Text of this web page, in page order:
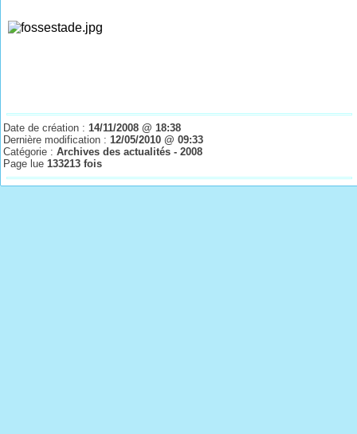
Date de création :14/11/2008 @ 18:38
Dernière modification :12/05/2010 @ 09:33
Catégorie :Archives des actualités - 2008
Page lue133213 fois